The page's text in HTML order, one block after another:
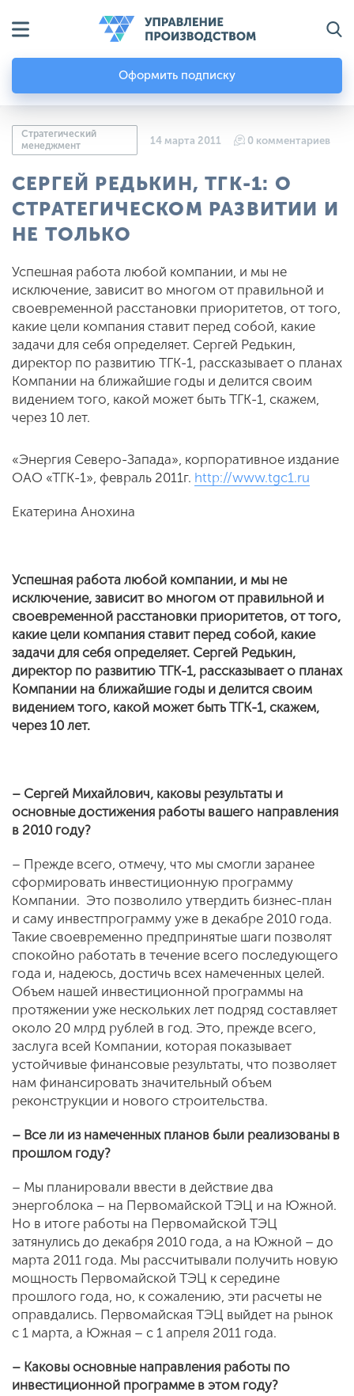
Оформить подписку
Стратегический
менеджмент
14 марта 2011 0 комментариев
СЕРГЕЙ РЕДЬКИН, ТГК-1: О
СТРАТЕГИЧЕСКОМ РАЗВИТИИ И
НЕ ТОЛЬКО
Успешная работа любой компании, и мы не
исключение, зависит во многом от правильной и
своевременной расстановки приоритетов, от того,
какие цели компания ставит перед собой, какие
задачи для себя определяет. Сергей Редькин,
директор по развитию ТГК-1, рассказывает о планах
Компании на ближайшие годы и делится своим
видением того, какой может быть ТГК-1, скажем,
через 10 лет.
«Энергия Северо-Запада», корпоративное издание
ОАО «ТГК-1», февраль 2011г. http://www.tgc1.ru
Екатерина Анохина
Успешная работа любой компании, и мы не
исключение, зависит во многом от правильной и
своевременной расстановки приоритетов, от того,
какие цели компания ставит перед собой, какие
задачи для себя определяет. Сергей Редькин,
директор по развитию ТГК-1, рассказывает о планах
Компании на ближайшие годы и делится своим
видением того, какой может быть ТГК-1, скажем,
через 10 лет.
– Сергей Михайлович, каковы результаты и
основные достижения работы вашего направления
в 2010 году?
– Прежде всего, отмечу, что мы смогли заранее
сформировать инвестиционную программу
Компании. Это позволило утвердить бизнес-план
и саму инвестпрограмму уже в декабре 2010 года.
Такие своевременно предпринятые шаги позволят
спокойно работать в течение всего последующего
года и, надеюсь, достичь всех намеченных целей.
Объем нашей инвестиционной программы на
протяжении уже нескольких лет подряд составляет
около 20 млрд рублей в год. Это, прежде всего,
заслуга всей Компании, которая показывает
устойчивые финансовые результаты, что позволяет
нам финансировать значительный объем
реконструкции и нового строительства.
– Все ли из намеченных планов были реализованы в
прошлом году?
– Мы планировали ввести в действие два
энергоблока – на Первомайской ТЭЦ и на Южной.
Но в итоге работы на Первомайской ТЭЦ
затянулись до декабря 2010 года, а на Южной – до
марта 2011 года. Мы рассчитывали получить новую
мощность Первомайской ТЭЦ к середине
прошлого года, но, к сожалению, эти расчеты не
оправдались. Первомайская ТЭЦ выйдет на рынок
с 1 марта, а Южная – с 1 апреля 2011 года.
– Каковы основные направления работы по
инвестиционной программе в этом году?